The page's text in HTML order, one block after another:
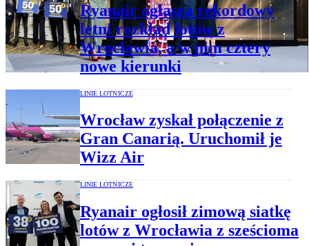
Ryanair ogłasza rekordowy
letni rozkład lotów z
Wrocławia, a w nim cztery
nowe kierunki
LINIE LOTNICZE
Wrocław zyskał połączenie z
Gran Canarią. Uruchomił je
Wizz Air
LINIE LOTNICZE
Ryanair ogłosił zimową siatkę
lotów z Wrocławia z sześcioma